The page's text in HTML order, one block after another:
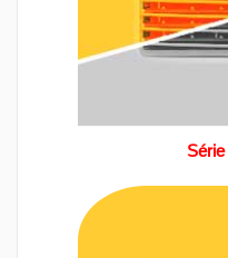
Série